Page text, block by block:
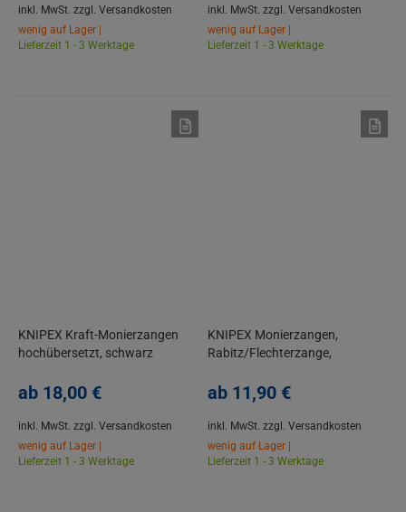
inkl. MwSt. zzgl. Versandkosten
wenig auf Lager |
Lieferzeit 1 - 3 Werktage
inkl. MwSt. zzgl. Versandkosten
wenig auf Lager |
Lieferzeit 1 - 3 Werktage
KNIPEX Kraft-Monierzangen
hochübersetzt, schwarz
ab 18,00 €
inkl. MwSt. zzgl. Versandkosten
wenig auf Lager |
Lieferzeit 1 - 3 Werktage
KNIPEX Monierzangen,
Rabitz/Flechterzange,
ab 11,90 €
inkl. MwSt. zzgl. Versandkosten
wenig auf Lager |
Lieferzeit 1 - 3 Werktage